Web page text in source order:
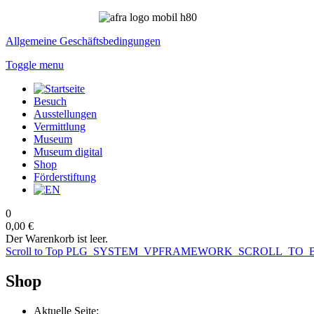
Allgemeine Geschäftsbedingungen
Toggle menu
Besuch
Ausstellungen
Vermittlung
Museum
Museum digital
Shop
Förderstiftung
0
0,00 €
Der Warenkorb ist leer.
Scroll to Top
Shop
Aktuelle Seite: